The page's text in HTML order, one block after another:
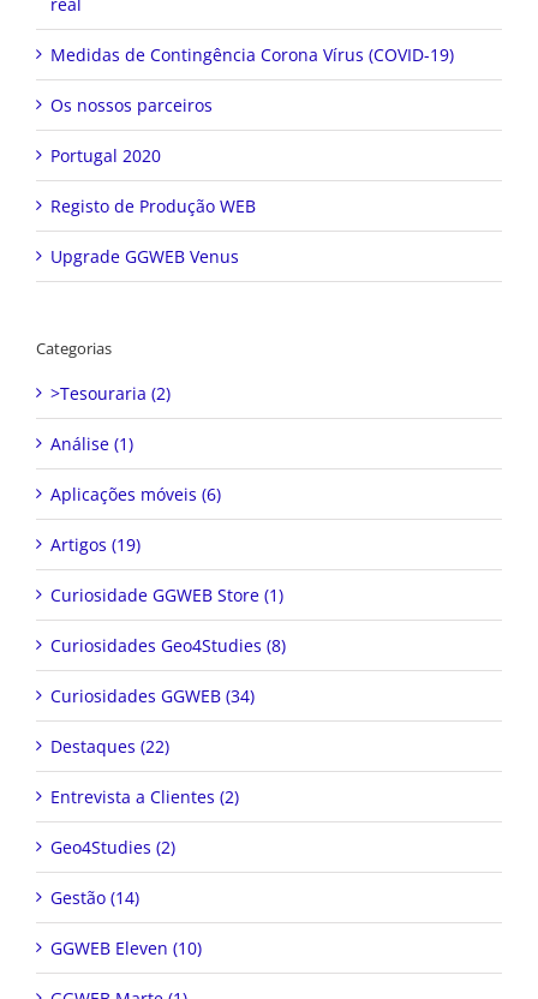
Medidas de Contingência Corona Vírus (COVID-19)
Os nossos parceiros
Portugal 2020
Registo de Produção WEB
Upgrade GGWEB Venus
Categorias
>Tesouraria (2)
Análise (1)
Aplicações móveis (6)
Artigos (19)
Curiosidade GGWEB Store (1)
Curiosidades Geo4Studies (8)
Curiosidades GGWEB (34)
Destaques (22)
Entrevista a Clientes (2)
Geo4Studies (2)
Gestão (14)
GGWEB Eleven (10)